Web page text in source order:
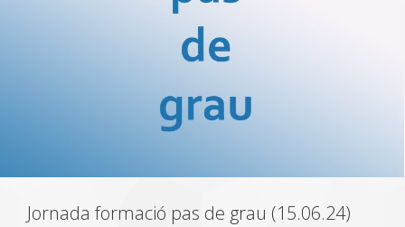
Jornada formació pas de grau (15.06.24)